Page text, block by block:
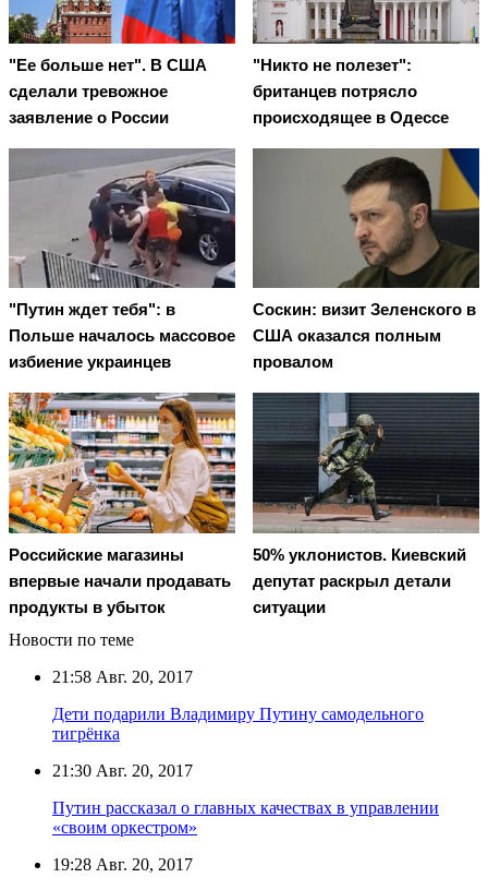
"Ее больше нет". В США
сделали тревожное
заявление о России
"Никто не полезет":
британцев потрясло
происходящее в Одессе
"Путин ждет тебя": в
Польше началось массовое
избиение украинцев
Соскин: визит Зеленского в
США оказался полным
провалом
Российские магазины
впервые начали продавать
продукты в убыток
50% уклонистов. Киевский
депутат раскрыл детали
ситуации
Новости по теме
21:58 Авг. 20, 2017
Дети подарили Владимиру Путину самодельного
тигрёнка
21:30 Авг. 20, 2017
Путин рассказал о главных качествах в управлении
«своим оркестром»
19:28 Авг. 20, 2017